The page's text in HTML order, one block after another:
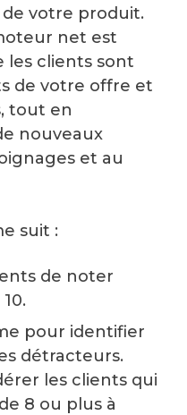
votre produit.
net est
les clients sont
de votre offre et
tout en
nouveaux
et au
suit :
de noter
pour identifier
détracteurs.
les clients qui
8 ou plus à